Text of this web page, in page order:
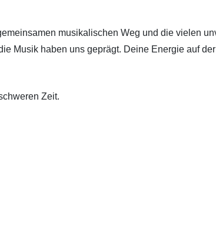
musikalischen Weg und die vielen
Musik haben uns geprägt. Deine Energie auf
Zeit.